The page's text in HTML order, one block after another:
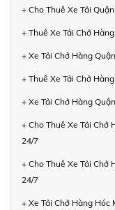
+ Cho Thuê Xe Tải
+ Thuê Xe Tải Chở
+ Xe Tải Chở Hàng
+ Thuê Xe Tải Chở
+ Xe Tải Chở Hàng
+ Cho Thuê Xe Tải Chở
24/7
+ Cho Thuê Xe Tải Chở
24/7
+ Xe Tải Chở Hàng Hóc